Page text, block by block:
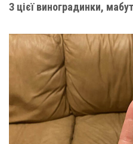
З цієї виноградинки,